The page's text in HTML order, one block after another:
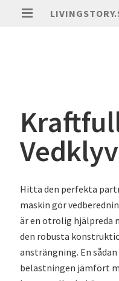
Hitta den perfekta
maskin gör
är en otrolig hjälpreda
den robusta
ansträngning. En
belastningen jämfört